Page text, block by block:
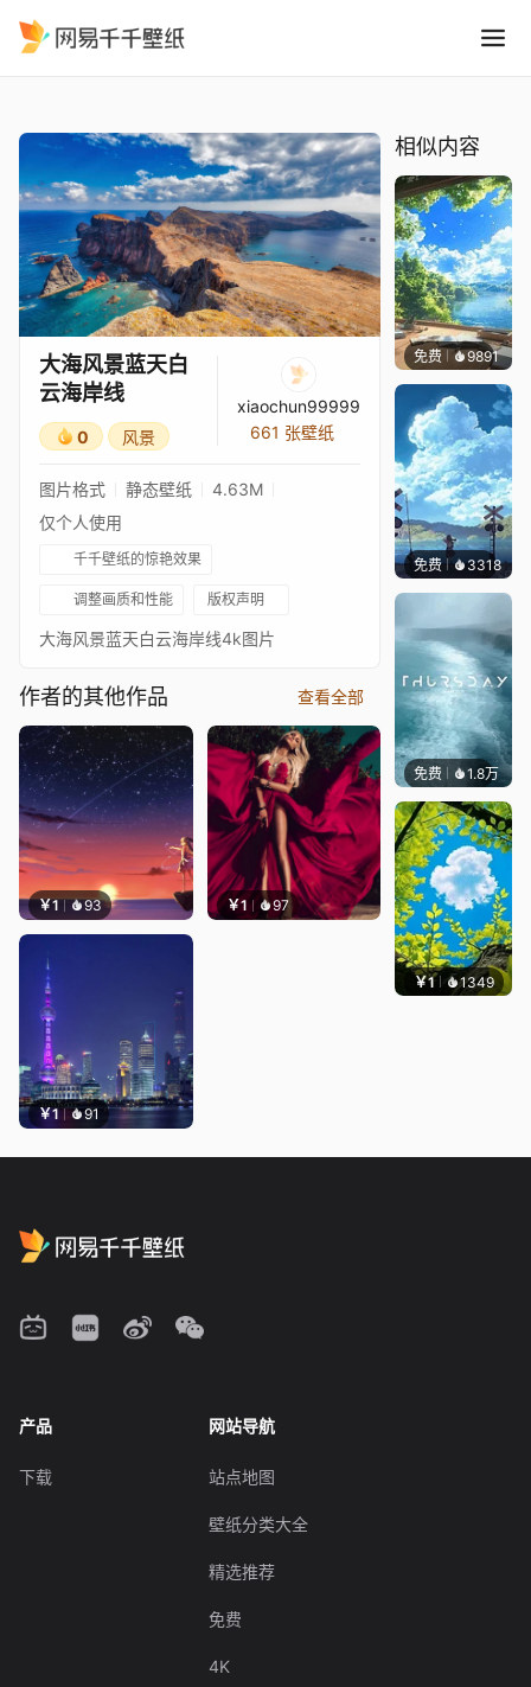
大海风景蓝天白
云海岸线
0 风景
xiaochun99999
661 张壁纸
图片格式 静态壁纸
4.63M
仅个人使用
千千壁纸的惊艳效果
调整画质和性能 版权声明
大海风景蓝天白云海岸线4k图片
作者的其他作品 查看全部
￥1 93 ￥1 97
￥1 91
相似内容
免费 9891叮叮
免费 3318星梦
免费 1.8万
￥1 1349 渔小
产品
下载
网站导航
站点地图
壁纸分类大全
精选推荐
免费
4K